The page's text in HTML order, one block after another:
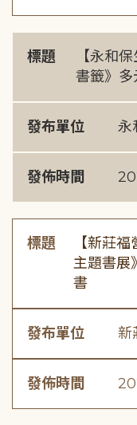
標題
【永和
書籤》多
發布單位 永
發佈時間
標題
【新莊
主題書展
書
發布單位 新
發佈時間